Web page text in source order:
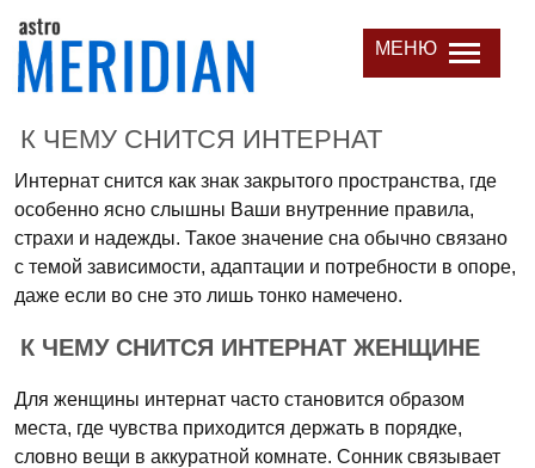
МЕНЮ
К ЧЕМУ СНИТСЯ ИНТЕРНАТ
Интернат снится как знак закрытого пространства, где
особенно ясно слышны Ваши внутренние правила,
страхи и надежды. Такое значение сна обычно связано
с темой зависимости, адаптации и потребности в опоре,
даже если во сне это лишь тонко намечено.
К ЧЕМУ СНИТСЯ ИНТЕРНАТ ЖЕНЩИНЕ
Для женщины интернат часто становится образом
места, где чувства приходится держать в порядке,
словно вещи в аккуратной комнате. Сонник связывает